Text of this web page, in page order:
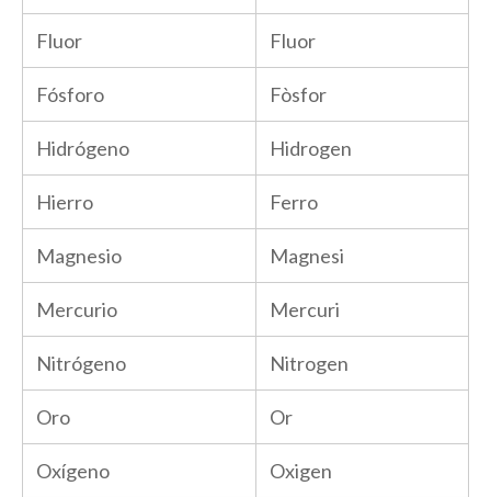
Fluor Fluor
Fósforo Fòsfor
Hidrógeno Hidrogen
Hierro Ferro
Magnesio Magnesi
Mercurio Mercuri
Nitrógeno Nitrogen
Oro Or
Oxígeno Oxigen